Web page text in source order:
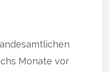
Monate vor